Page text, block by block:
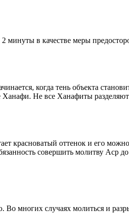
минуты в качестве меры
когда тень объекта
Не все Ханафиты
красноватый оттенок и его
совершить молитву
Во многих случаях молиться и